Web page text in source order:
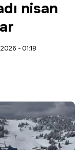
nisan
- 01:18